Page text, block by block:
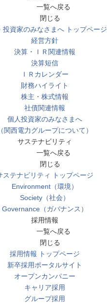
一覧へ戻る
閉じる
投資家のみなさまへ トップページ
経営方針
決算・ＩＲ関連情報
決算短信
ＩＲカレンダー
財務ハイライト
株主・株式情報
社債関連情報
個人投資家のみなさまへ
（関西電力グループについて）
サステナビリティ
一覧へ戻る
閉じる
ステナビリティ トップページ
Environment（環境）
Society（社会）
Governance（ガバナンス）
採用情報
一覧へ戻る
閉じる
採用情報 トップページ
新卒採用ポータルサイト
オープンカンパニー
キャリア採用
グループ採用